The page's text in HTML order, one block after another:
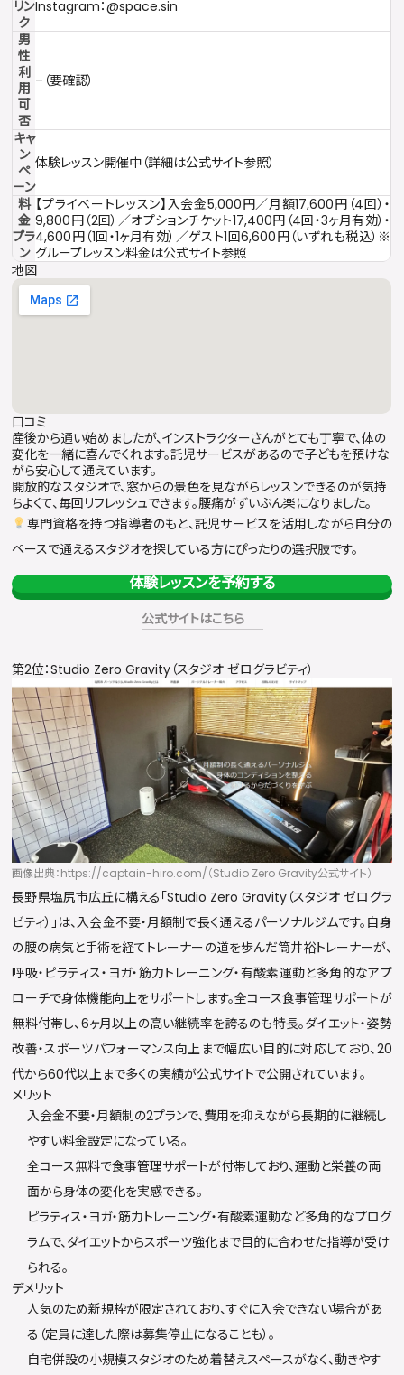
リン
ク
Instagram：@space.sin
男
性
利
用
可
否
–（要確認）
キャ
ン
ペ
ーン
体験レッスン開催中（詳細は公式サイト参照）
料
金
プラ
ン
【プライベートレッスン】入会金5,000円／月額17,600円（4回）・
9,800円（2回）／オプションチケット17,400円（4回・3ヶ月有効）・
4,600円（1回・1ヶ月有効）／ゲスト1回6,600円（いずれも税込）※
グループレッスン料金は公式サイト参照
地図
口コミ
産後から通い始めましたが、インストラクターさんがとても丁寧で、体の
変化を一緒に喜んでくれます。託児サービスがあるので子どもを預けな
がら安心して通えています。
開放的なスタジオで、窓からの景色を見ながらレッスンできるのが気持
ちよくて、毎回リフレッシュできます。腰痛がずいぶん楽になりました。
専門資格を持つ指導者のもと、託児サービスを活用しながら自分の
ペースで通えるスタジオを探している方にぴったりの選択肢です。
体験レッスンを予約する
公式サイトはこちら
第2位：Studio Zero Gravity（スタジオ ゼログラビティ）
画像出典：https://captain-hiro.com/（Studio Zero Gravity公式サイト）
長野県塩尻市広丘に構える「Studio Zero Gravity（スタジオ ゼログラ
ビティ）」は、入会金不要・月額制で長く通えるパーソナルジムです。自身
の腰の病気と手術を経てトレーナーの道を歩んだ筒井裕トレーナーが、
呼吸・ピラティス・ヨガ・筋力トレーニング・有酸素運動と多角的なアプ
ローチで身体機能向上をサポートします。全コース食事管理サポートが
無料付帯し、6ヶ月以上の高い継続率を誇るのも特長。ダイエット・姿勢
改善・スポーツパフォーマンス向上まで幅広い目的に対応しており、20
代から60代以上まで多くの実績が公式サイトで公開されています。
メリット
入会金不要・月額制の2プランで、費用を抑えながら長期的に継続し
やすい料金設定になっている。
全コース無料で食事管理サポートが付帯しており、運動と栄養の両
面から身体の変化を実感できる。
ピラティス・ヨガ・筋力トレーニング・有酸素運動など多角的なプログ
ラムで、ダイエットからスポーツ強化まで目的に合わせた指導が受け
られる。
デメリット
人気のため新規枠が限定されており、すぐに入会できない場合があ
る（定員に達した際は募集停止になることも）。
自宅併設の小規模スタジオのため着替えスペースがなく、動きやす